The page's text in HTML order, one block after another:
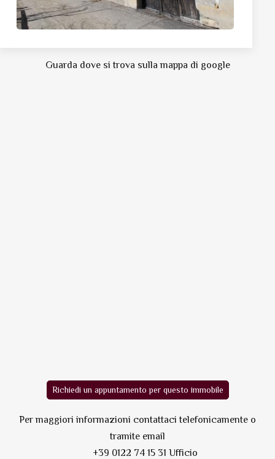
Guarda dove si trova sulla mappa di google
Richiedi un appuntamento per questo immobile
Per maggiori informazioni contattaci telefonicamente o
tramite email
+39 0122 74 15 31 Ufficio